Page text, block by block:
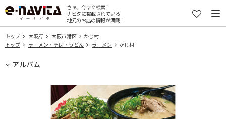
さぁ、今すぐ検索！
ナビタに掲載されている
地元のお店の情報が満載！
トップ 大阪府 大阪市港区
かじ村
トップ
ラーメン・そば・うどん ラーメン かじ村
アルバム